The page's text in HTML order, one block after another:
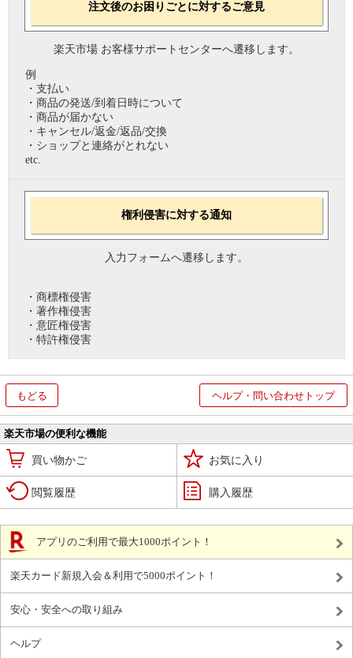
注文後のお困りごとに対するご意見
楽天市場 お客様サポートセンターへ遷移します。
例
・支払い
・商品の発送/到着日時について
・商品が届かない
・キャンセル/返金/返品/交換
・ショップと連絡がとれない
etc.
権利侵害に対する通知
入力フォームへ遷移します。
・商標権侵害
・著作権侵害
・意匠権侵害
・特許権侵害
もどる ヘルプ・問い合わせトップ
楽天市場の便利な機能
買い物かご お気に入り
閲覧履歴 購入履歴
アプリのご利用で最大1000ポイント！
楽天カード新規入会＆利用で5000ポイント！
安心・安全への取り組み
ヘルプ